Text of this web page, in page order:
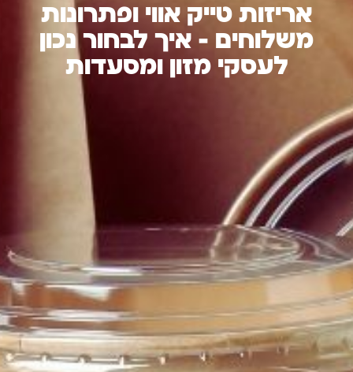
אריזות טייק אווי ופתרונות
משלוחים – איך לבחור נכון
לעסקי מזון ומסעדות